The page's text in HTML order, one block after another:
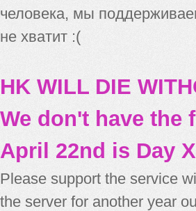
человека, мы
не хватит :(
HK WILL DIE
We don't have the
April 22nd is Day X
Please support the service
the server for another year